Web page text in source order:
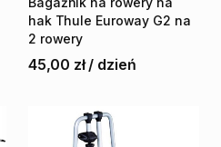
hak Thule Euroway G2 na
2 rowery
45,00 zł / dzień